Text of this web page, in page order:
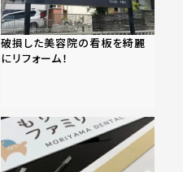
破損した美容院の看板を綺麗
にリフォーム！